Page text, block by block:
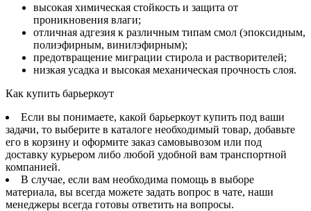
высокая химическая стойкость и защита от
проникновения влаги;
отличная адгезия к различным типам смол (эпоксидным,
полиэфирным, винилэфирным);
предотвращение миграции стирола и растворителей;
низкая усадка и высокая механическая прочность слоя.
Как купить барьеркоут
Если вы понимаете, какой барьеркоут купить под ваши
задачи, то выберите в каталоге необходимый товар, добавьте
его в корзину и оформите заказ самовывозом или под
доставку курьером либо любой удобной вам транспортной
компанией.
В случае, если вам необходима помощь в выборе
материала, вы всегда можете задать вопрос в чате, наши
менеджеры всегда готовы ответить на вопросы.